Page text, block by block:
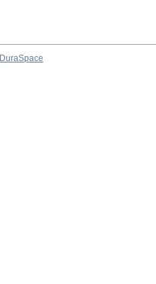
DuraSpace